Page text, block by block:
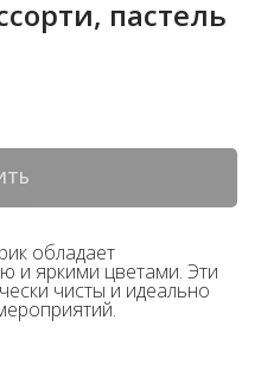
пастель
обладает
и яркими цветами. Эти
чисты и идеально